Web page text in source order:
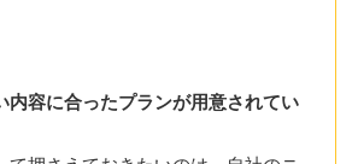
内容に合ったプランが用意されてい